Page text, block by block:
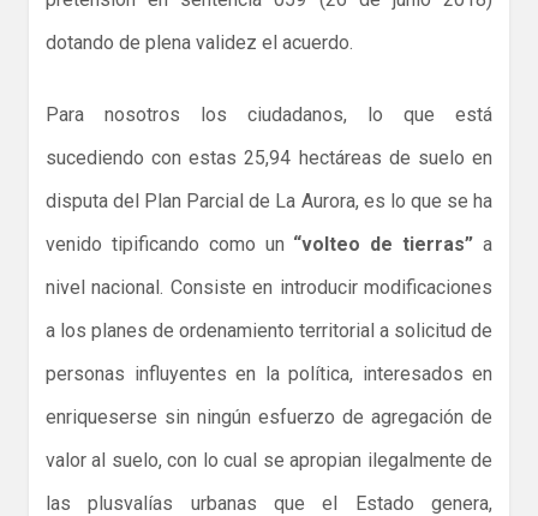
dotando de plena validez el acuerdo.
Para nosotros los ciudadanos, lo que está
sucediendo con estas 25,94 hectáreas de suelo en
disputa del Plan Parcial de La Aurora, es lo que se ha
venido tipificando como un “volteo de tierras” a
nivel nacional. Consiste en introducir modificaciones
a los planes de ordenamiento territorial a solicitud de
personas influyentes en la política, interesados en
enriqueserse sin ningún esfuerzo de agregación de
valor al suelo, con lo cual se apropian ilegalmente de
las plusvalías urbanas que el Estado genera,